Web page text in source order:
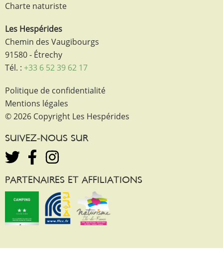
Charte naturiste
Les Hespérides
Chemin des Vaugibourgs
91580 - Étrechy
Tél. : +33 6 52 39 62 17
Politique de confidentialité
Mentions légales
© 2026 Copyright Les Hespérides
SUIVEZ-NOUS SUR
PARTENAIRES ET AFFILIATIONS